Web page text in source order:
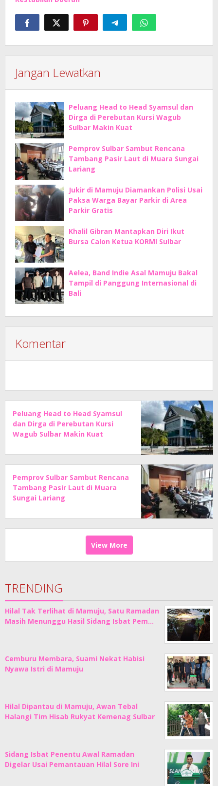
Jangan Lewatkan
Peluang Head to Head Syamsul dan
Dirga di Perebutan Kursi Wagub
Sulbar Makin Kuat
Pemprov Sulbar Sambut Rencana
Tambang Pasir Laut di Muara Sungai
Lariang
Jukir di Mamuju Diamankan Polisi Usai
Paksa Warga Bayar Parkir di Area
Parkir Gratis
Khalil Gibran Mantapkan Diri Ikut
Bursa Calon Ketua KORMI Sulbar
Aelea, Band Indie Asal Mamuju Bakal
Tampil di Panggung Internasional di
Bali
Komentar
Peluang Head to Head Syamsul
dan Dirga di Perebutan Kursi
Wagub Sulbar Makin Kuat
Pemprov Sulbar Sambut Rencana
Tambang Pasir Laut di Muara
Sungai Lariang
View More
TRENDING
Hilal Tak Terlihat di Mamuju, Satu Ramadan
Masih Menunggu Hasil Sidang Isbat Pem…
Cemburu Membara, Suami Nekat Habisi
Nyawa Istri di Mamuju
Hilal Dipantau di Mamuju, Awan Tebal
Halangi Tim Hisab Rukyat Kemenag Sulbar
Sidang Isbat Penentu Awal Ramadan
Digelar Usai Pemantauan Hilal Sore Ini